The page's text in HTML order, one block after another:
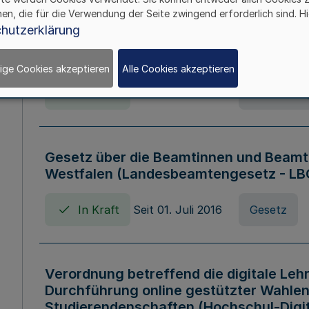
Verordnung über die
Nordrhein-Westfalen
Gesetz über die Beamtinnen und
Westfalen (Landesbeamtengesetz -
In Kraft Seit 01. Juli 2016 Gesetz
Verordnung betreffend die digitale
Durchführung online gestützter
die für die Verwendung der Seite zwingend erforderlich sind.
Cookies akzeptieren Alle Cookies akzeptieren